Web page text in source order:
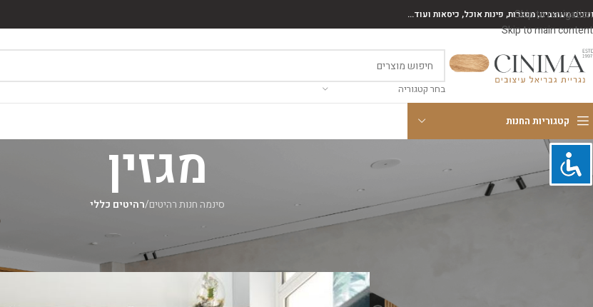
Skip to navigation
Skip to main content
מעוצבים, מסגרות, פינות אוכל, כיסאות ועוד...
בחר קטגוריה
קטגוריות החנות
מגזין
סינמה חנות רהיטים/רהיטים כללי
כיצד לשלב בין פונקציונליות לאסתטיקה:
מאת סינמה רהיטים